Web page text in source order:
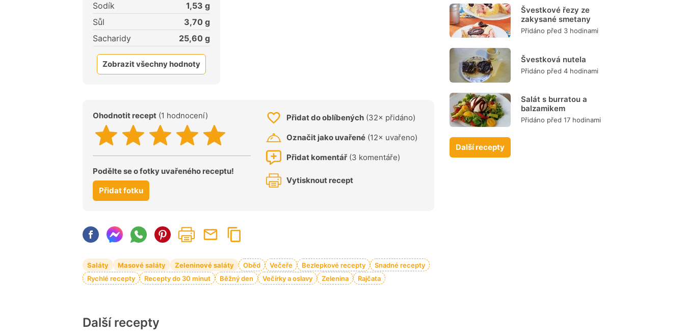
Sodík
1,53 g
Sůl
3,70 g
Sacharidy
25,60 g
Zobrazit všechny hodnoty
Ohodnotit recept (1 hodnocení)
Podělte se o fotky uvařeného receptu!
Přidat fotku
Přidat do oblíbených (32× přidáno)
Označit jako uvařené (12× uvařeno)
Přidat komentář (3 komentáře)
Vytisknout recept
Saláty Masové saláty Zeleninové saláty Oběd Večeře Bezlepkové recepty
Snadné recepty
Rychlé recepty
Recepty do 30 minut Běžný den Večírky a oslavy Zelenina Rajčata
Další recepty
Švestkové řezy ze
zakysané smetany
Přidáno před 3 hodinami
Švestková nutela
Přidáno před 4 hodinami
Salát s burratou a
balzamikem
Přidáno před 17 hodinami
Další recepty